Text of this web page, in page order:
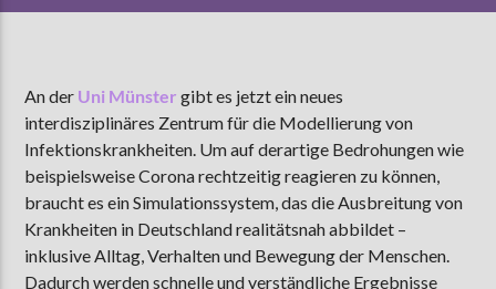
DENZEL CURRY, THAT MEXICAN OT
AKTUELLE SENDUNG
MOEBIUS
00:00 09:00
ZU HÖREN INMünster Steinfurt 103,9 MHz
An der Uni Münster gibt es jetzt ein neues
interdisziplinäres Zentrum für die Modellierung von
Infektionskrankheiten. Um auf derartige Bedrohungen wie
beispielsweise Corona rechtzeitig reagieren zu können,
braucht es ein Simulationssystem, das die Ausbreitung von
Krankheiten in Deutschland realitätsnah abbildet –
inklusive Alltag, Verhalten und Bewegung der Menschen.
Dadurch werden schnelle und verständliche Ergebnisse